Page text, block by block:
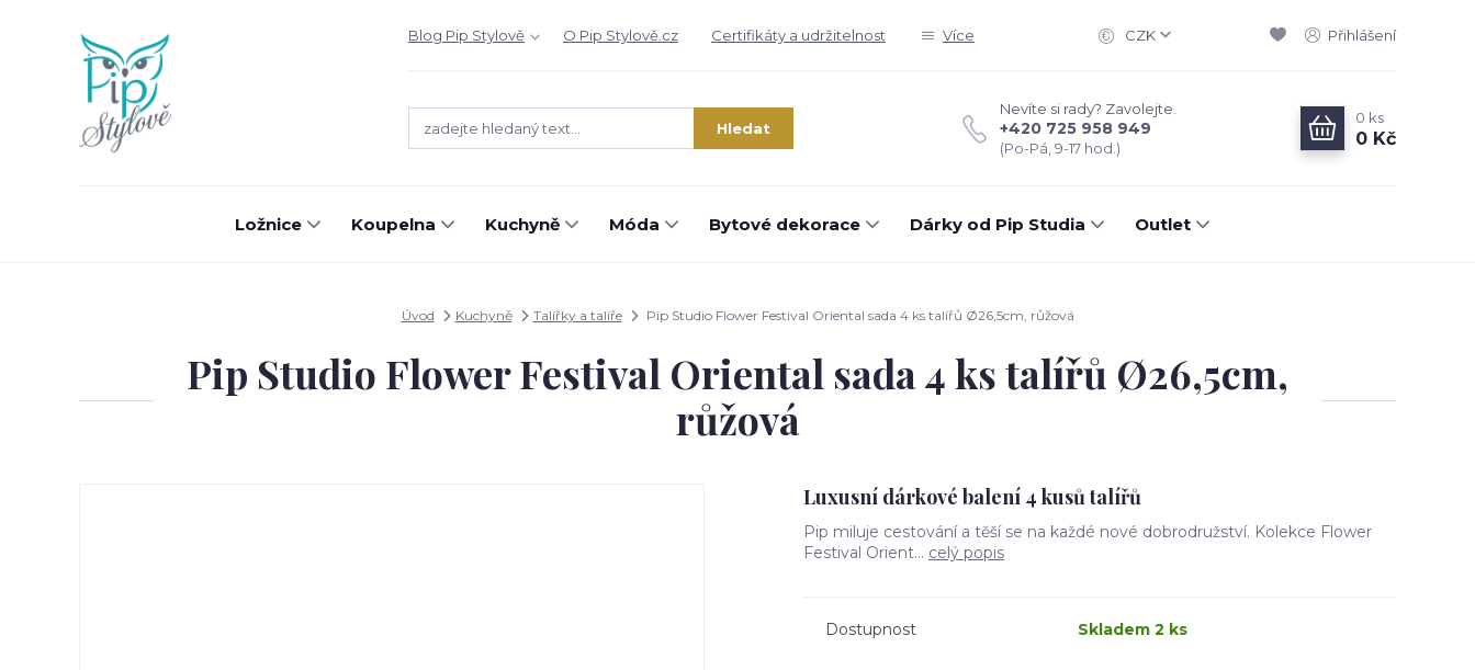
Blog Pip Stylově O Pip Stylově.cz Certifikáty a udržitelnost Více CZK Přihlášení
Hledat
Nevíte si rady? Zavolejte.
+420 725 958 949
(Po-Pá, 9-17 hod.)
0 ks
0 Kč
Ložnice Koupelna Kuchyně Móda Bytové dekorace Dárky od Pip Studia Outlet
Úvod Kuchyně Talířky a talíře Pip Studio Flower Festival Oriental sada 4 ks talířů Ø26,5cm, růžová
Pip Studio Flower Festival Oriental sada 4 ks talířů Ø26,5cm,
růžová
Luxusní dárkové balení 4 kusů talířů
Pip miluje cestování a těší se na každé nové dobrodružství. Kolekce Flower
Festival Orient... celý popis
Dostupnost Skladem 2 ks